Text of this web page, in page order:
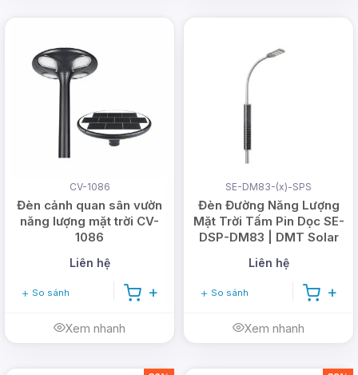
CV-1086
Đèn cảnh quan sân vườn
năng lượng mặt trời CV-
1086
Liên hệ
So sánh
Xem nhanh
SE-DM83-(x)-SPS
Đèn Đường Năng Lượng
Mặt Trời Tấm Pin Dọc SE-
DSP-DM83 | DMT Solar
Liên hệ
So sánh
Xem nhanh